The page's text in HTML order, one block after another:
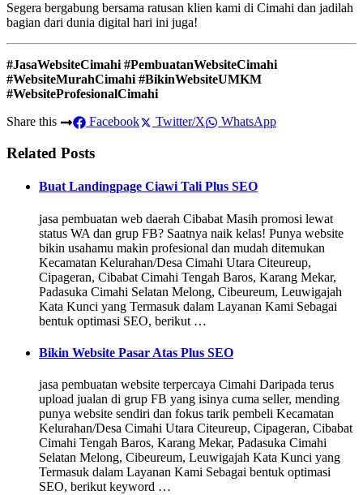
Segera bergabung bersama ratusan klien kami di Cimahi dan jadilah
bagian dari dunia digital hari ini juga!
#JasaWebsiteCimahi #PembuatanWebsiteCimahi
#WebsiteMurahCimahi #BikinWebsiteUMKM
#WebsiteProfesionalCimahi
Share this
Facebook Twitter/X WhatsApp
Related Posts
Buat Landingpage Ciawi Tali Plus SEO
jasa pembuatan web daerah Cibabat Masih promosi lewat
status WA dan grup FB? Saatnya naik kelas! Punya website
bikin usahamu makin profesional dan mudah ditemukan
Kecamatan Kelurahan/Desa Cimahi Utara Citeureup,
Cipageran, Cibabat Cimahi Tengah Baros, Karang Mekar,
Padasuka Cimahi Selatan Melong, Cibeureum, Leuwigajah
Kata Kunci yang Termasuk dalam Layanan Kami Sebagai
bentuk optimasi SEO, berikut …
Bikin Website Pasar Atas Plus SEO
jasa pembuatan website terpercaya Cimahi Daripada terus
upload jualan di grup FB yang isinya cuma seller, mending
punya website sendiri dan fokus tarik pembeli Kecamatan
Kelurahan/Desa Cimahi Utara Citeureup, Cipageran, Cibabat
Cimahi Tengah Baros, Karang Mekar, Padasuka Cimahi
Selatan Melong, Cibeureum, Leuwigajah Kata Kunci yang
Termasuk dalam Layanan Kami Sebagai bentuk optimasi
SEO, berikut keyword …